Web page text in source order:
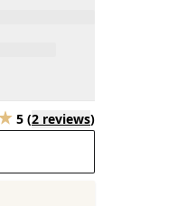
5 (2 reviews)